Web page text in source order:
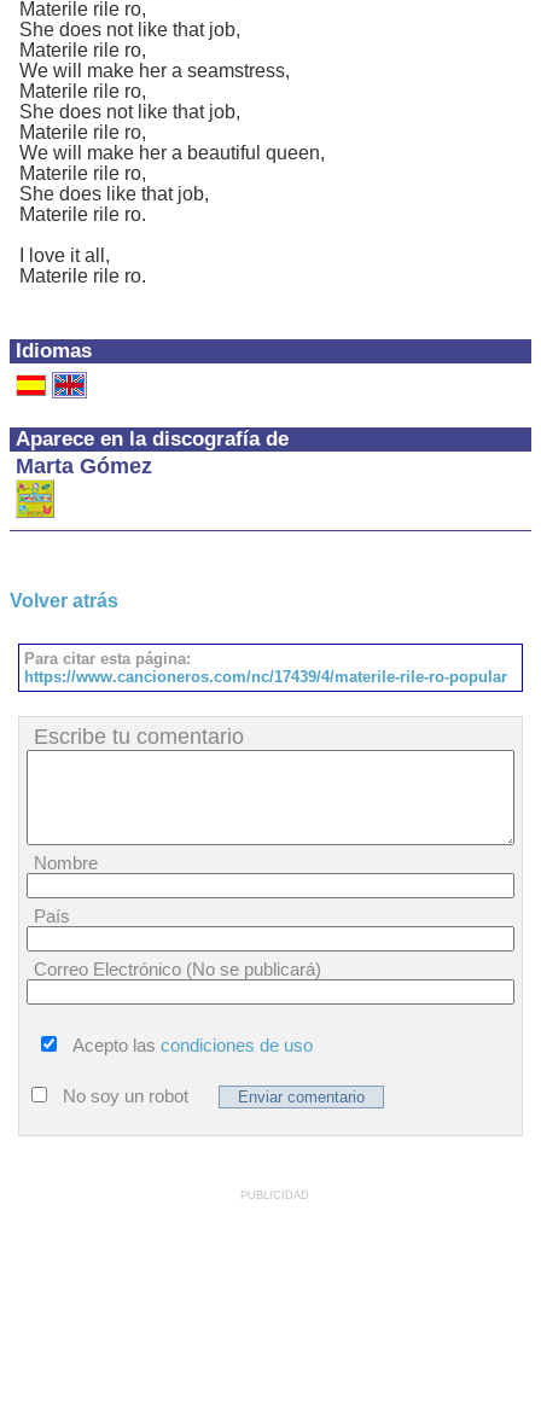
Idiomas
Aparece en la discografía de
Marta Gómez
Materile rile ro,
She does not like that job,
Materile rile ro,
We will make her a seamstress,
Materile rile ro,
She does not like that job,
Materile rile ro,
We will make her a beautiful queen,
Materile rile ro,
She does like that job,
Materile rile ro.
I love it all,
Materile rile ro.
Volver atrás
Para citar esta página:
https://www.cancioneros.com/nc/17439/4/materile-rile-ro-popular
Escribe tu comentario
Nombre
País
Correo Electrónico (No se publicará)
Acepto las condiciones de uso
No soy un robot
PUBLICIDAD